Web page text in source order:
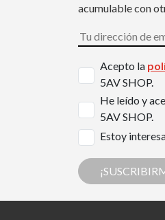
acumulable con
Acepto la
5AV SHOP.
He leído y
5AV SHOP.
Estoy